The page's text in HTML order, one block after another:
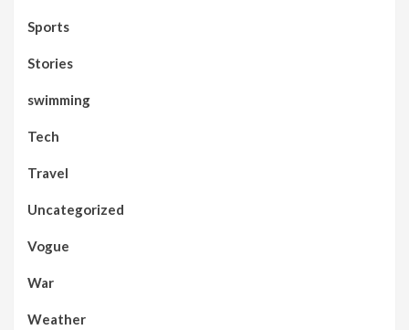
Sports
Stories
swimming
Tech
Travel
Uncategorized
Vogue
War
Weather